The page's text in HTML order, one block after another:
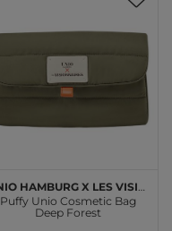
Unio Hamburg x Les Visionnaires
Puffy Unio Cosmetic Bag
Deep Forest